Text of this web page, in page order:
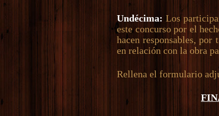
Undécima: Los
este concurso por el
hacen responsables, por
en relación con la obra
Rellena el formulario